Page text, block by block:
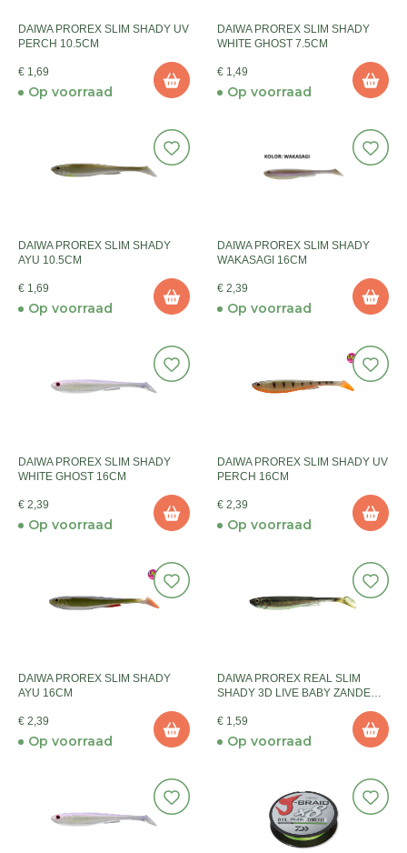
DAIWA PROREX SLIM SHADY UV
PERCH 10.5CM
€ 1,69
Op voorraad
DAIWA PROREX SLIM SHADY
WHITE GHOST 7.5CM
€ 1,49
Op voorraad
DAIWA PROREX SLIM SHADY
AYU 10.5CM
€ 1,69
Op voorraad
DAIWA PROREX SLIM SHADY
WAKASAGI 16CM
€ 2,39
Op voorraad
DAIWA PROREX SLIM SHADY
WHITE GHOST 16CM
€ 2,39
Op voorraad
DAIWA PROREX SLIM SHADY UV
PERCH 16CM
€ 2,39
Op voorraad
DAIWA PROREX SLIM SHADY
AYU 16CM
€ 2,39
Op voorraad
DAIWA PROREX REAL SLIM
SHADY 3D LIVE BABY ZANDER
€ 1,59
Op voorraad